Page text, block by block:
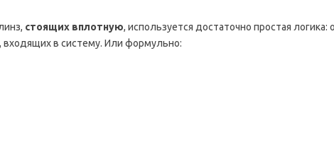
стоящих вплотную, используется достаточно простая
входящих в систему. Или формульно: